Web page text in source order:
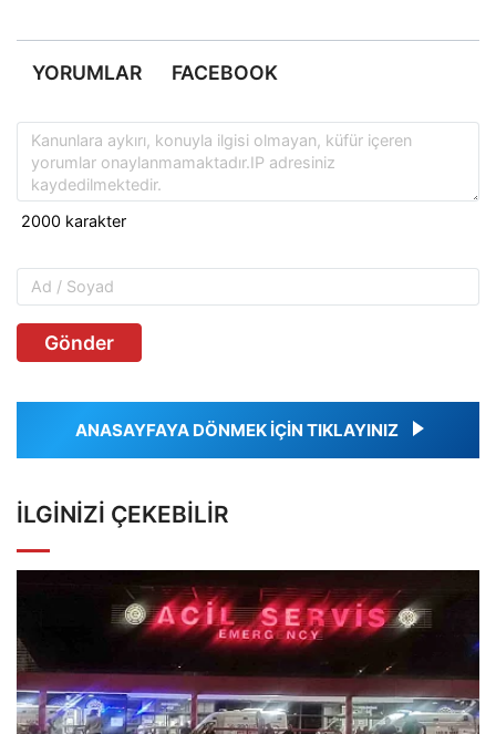
YORUMLAR FACEBOOK
Gönder
ANASAYFAYA DÖNMEK İÇİN TIKLAYINIZ
İLGINIZI ÇEKEBILIR